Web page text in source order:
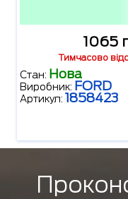
1065
Тимчасово
Стан: Нова
Виробник: FORD
Артикул: 1858423